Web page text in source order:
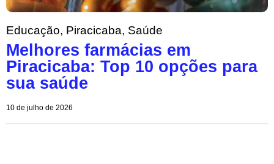
Educação, Piracicaba, Saúde
Melhores farmácias em
Piracicaba: Top 10 opções para
sua saúde
10 de julho de 2026